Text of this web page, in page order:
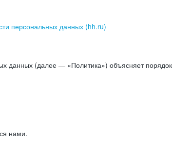
персональных данных (hh.ru)
данных (далее — «Политика») объясняет
нами.